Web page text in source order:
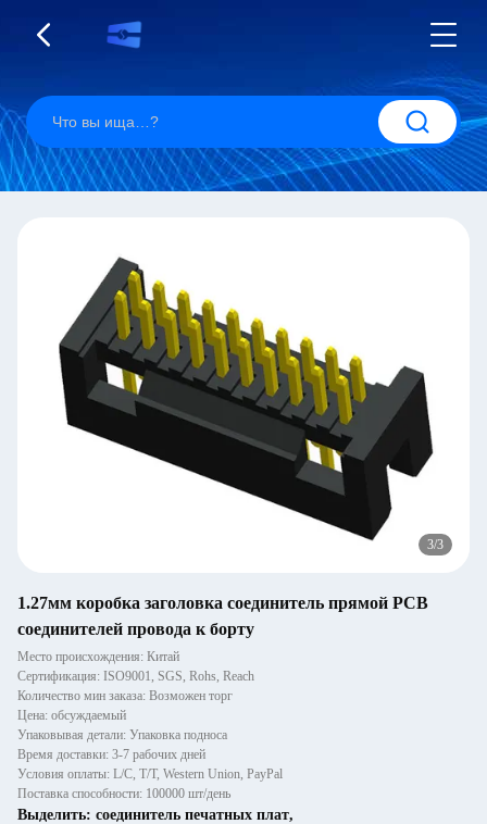
3/3
1.27мм коробка заголовка соединитель прямой PCB
соединителей провода к борту
Место происхождения: Китай
Сертификация: ISO9001, SGS, Rohs, Reach
Количество мин заказа: Возможен торг
Цена: обсуждаемый
Упаковывая детали: Упаковка подноса
Время доставки: 3-7 рабочих дней
Условия оплаты: L/C, T/T, Western Union, PayPal
Поставка способности: 100000 шт/день
Выделить: соединитель печатных плат,